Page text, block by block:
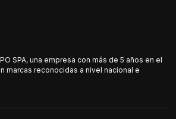
SPA, una empresa con más de 5 años en el
marcas reconocidas a nivel nacional e